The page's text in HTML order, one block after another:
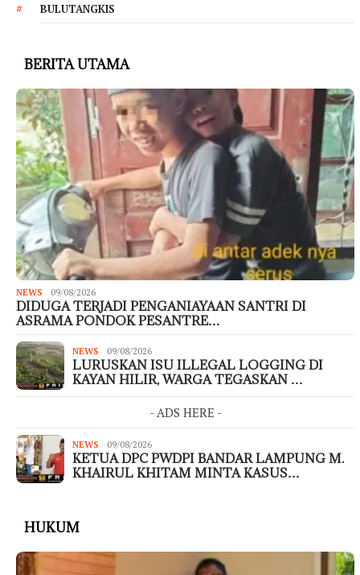
BULUTANGKIS
BERITA UTAMA
NEWS 09/08/2026
DIDUGA TERJADI PENGANIAYAAN SANTRI DI
ASRAMA PONDOK PESANTRE…
NEWS 09/08/2026
LURUSKAN ISU ILLEGAL LOGGING DI
KAYAN HILIR, WARGA TEGASKAN …
- ADS HERE -
NEWS 09/08/2026
KETUA DPC PWDPI BANDAR LAMPUNG M.
KHAIRUL KHITAM MINTA KASUS…
HUKUM